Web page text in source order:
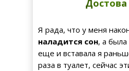
Достова
Я рада, что у меня
наладится сон, а
еще и вставала я
раза в туалет, сейчас